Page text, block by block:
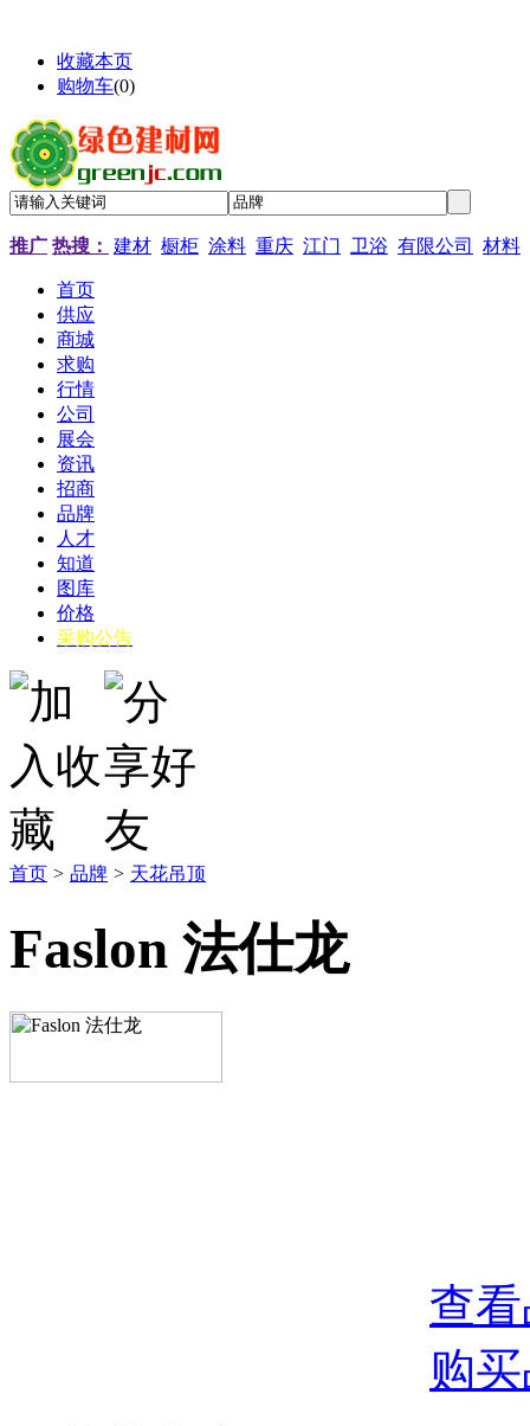
收藏本页
购物车(0)
推广 热搜： 建材 橱柜 涂料 重庆 江门 卫浴 有限公司 材料
首页
供应
商城
求购
行情
公司
展会
资讯
招商
品牌
人才
知道
图库
价格
采购公告
首页 > 品牌 > 天花吊顶
Faslon 法仕龙
查
购